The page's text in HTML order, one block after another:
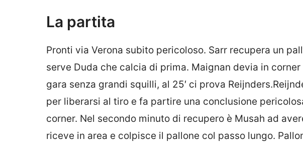
La partita
Pronti via Verona subito pericoloso. Sarr recupera un
serve Duda che calcia di prima. Maignan devia in
gara senza grandi squilli, al 25′ ci prova
per liberarsi al tiro e fa partire una conclusione
corner. Nel secondo minuto di recupero è Musah ad
riceve in area e colpisce il pallone col passo lungo.